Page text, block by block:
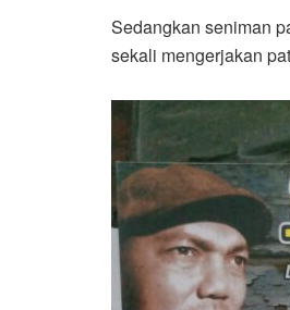
Sedangkan seniman
sekali mengerjakan